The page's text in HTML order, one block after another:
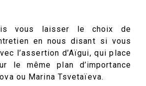
vous laisser le choix de
en nous disant si vous
l’assertion d’Aïgui, qui place
le même plan d’importance
ou Marina Tsvetaïeva.